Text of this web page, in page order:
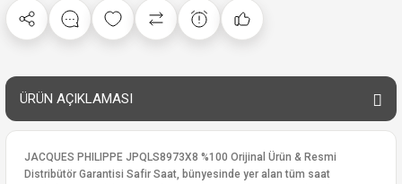
ÜRÜN AÇIKLAMASI
JACQUES PHILIPPE JPQLS8973X8 %100 Orijinal Ürün & Resmi
Distribütör Garantisi Safir Saat, bünyesinde yer alan tüm saat